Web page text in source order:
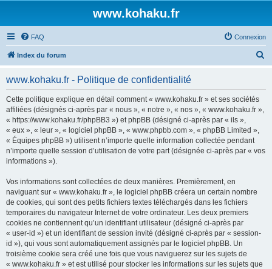
www.kohaku.fr
FAQ Connexion
Index du forum
www.kohaku.fr - Politique de confidentialité
Cette politique explique en détail comment « www.kohaku.fr » et ses sociétés
affiliées (désignés ci-après par « nous », « notre », « nos », « www.kohaku.fr »,
« https://www.kohaku.fr/phpBB3 ») et phpBB (désigné ci-après par « ils »,
« eux », « leur », « logiciel phpBB », « www.phpbb.com », « phpBB Limited »,
« Équipes phpBB ») utilisent n’importe quelle information collectée pendant
n’importe quelle session d’utilisation de votre part (désignée ci-après par « vos
informations »).
Vos informations sont collectées de deux manières. Premièrement, en
naviguant sur « www.kohaku.fr », le logiciel phpBB créera un certain nombre
de cookies, qui sont des petits fichiers textes téléchargés dans les fichiers
temporaires du navigateur Internet de votre ordinateur. Les deux premiers
cookies ne contiennent qu’un identifiant utilisateur (désigné ci-après par
« user-id ») et un identifiant de session invité (désigné ci-après par « session-
id »), qui vous sont automatiquement assignés par le logiciel phpBB. Un
troisième cookie sera créé une fois que vous naviguerez sur les sujets de
« www.kohaku.fr » et est utilisé pour stocker les informations sur les sujets que